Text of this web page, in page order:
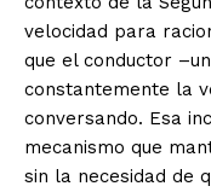
velocidad para
que el conductor
constantemente la
conversando. Esa
mecanismo que
sin la necesidad de